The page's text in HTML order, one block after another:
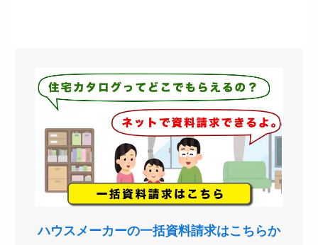
ハウスメーカーの一括資料請求はこちらか